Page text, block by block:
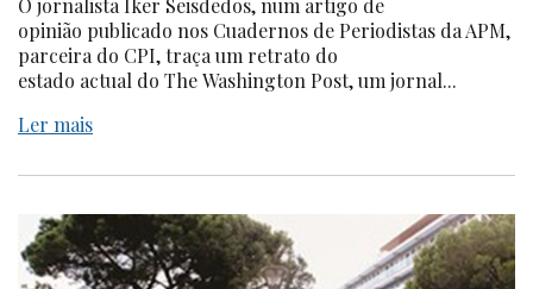
O jornalista Iker Seisdedos, num artigo de
opinião publicado nos Cuadernos de Periodistas da APM,
parceira do CPI, traça um retrato do
estado actual do The Washington Post, um jornal...
Ler mais